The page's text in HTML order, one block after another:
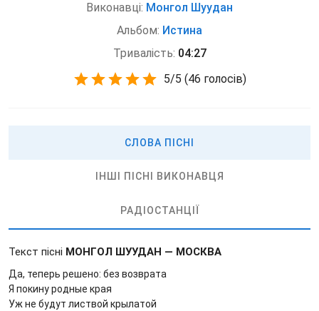
Виконавці: Монгол Шуудан
Альбом: Истина
Тривалість: 04:27
5/5 (46 голосів)
СЛОВА ПІСНІ
ІНШІ ПІСНІ ВИКОНАВЦЯ
РАДІОСТАНЦІЇ
Текст пісні МОНГОЛ ШУУДАН — МОСКВА
Да, теперь решено: без возврата
Я покину родные края
Уж не будут листвой крылатой